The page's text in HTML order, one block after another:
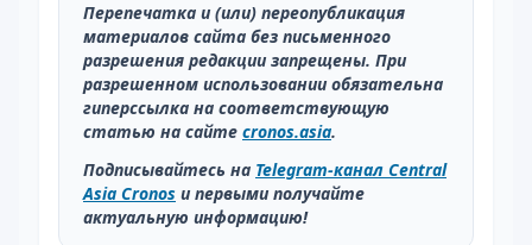
Перепечатка и (или) переопубликация
материалов сайта без письменного
разрешения редакции запрещены. При
разрешенном использовании обязательна
гиперссылка на соответствующую
статью на сайте cronos.asia.
Подписывайтесь на Telegram-канал Central
Asia Cronos и первыми получайте
актуальную информацию!